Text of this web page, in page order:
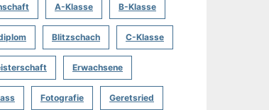
A-Klasse B-Klasse
Blitzschach C-Klasse
Erwachsene
Fotografie Geretsried